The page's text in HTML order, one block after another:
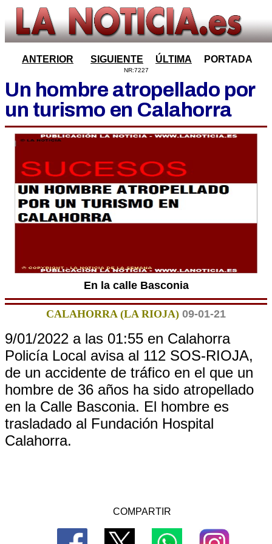
ANTERIOR SIGUIENTE ÚLTIMA PORTADA
NR:7227
Un hombre atropellado por
un turismo en Calahorra
En la calle Basconia
CALAHORRA (LA RIOJA) 09-01-21
9/01/2022 a las 01:55 en Calahorra
Policía Local avisa al 112 SOS-RIOJA,
de un accidente de tráfico en el que un
hombre de 36 años ha sido atropellado
en la Calle Basconia. El hombre es
trasladado al Fundación Hospital
Calahorra.
COMPARTIR